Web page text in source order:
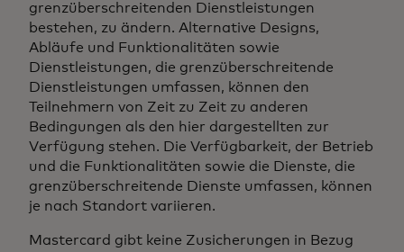
grenzüberschreitenden Dienstleistungen
bestehen, zu ändern. Alternative Designs,
Abläufe und Funktionalitäten sowie
Dienstleistungen, die grenzüberschreitende
Dienstleistungen umfassen, können den
Teilnehmern von Zeit zu Zeit zu anderen
Bedingungen als den hier dargestellten zur
Verfügung stehen. Die Verfügbarkeit, der Betrieb
und die Funktionalitäten sowie die Dienste, die
grenzüberschreitende Dienste umfassen, können
je nach Standort variieren.
Mastercard gibt keine Zusicherungen in Bezug